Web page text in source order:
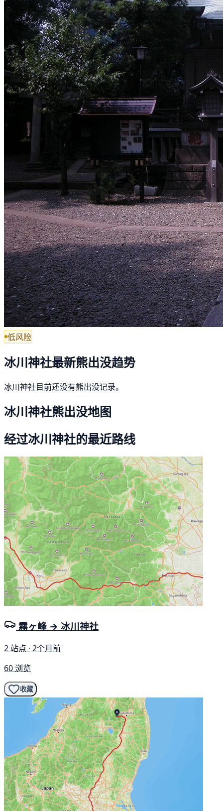
低风险
冰川神社最新熊出没趋势
冰川神社目前还没有熊出没记录。
冰川神社熊出没地图
经过冰川神社的最近路线
霧ヶ峰 → 冰川神社
2 站点 · 2个月前
60 浏览
收藏